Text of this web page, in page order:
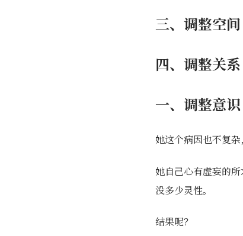
三、调整空间
四、调整关系
一、调整意识
她这个病因也不复
她自己心有虚妄的
没多少灵性。
结果呢？